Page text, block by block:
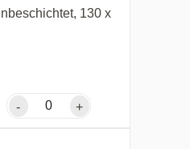
130 x
- +